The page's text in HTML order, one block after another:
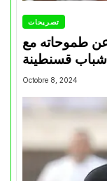
تصريحات
طموحاته مع
شباب قسنطينة
Octobre 8, 2024